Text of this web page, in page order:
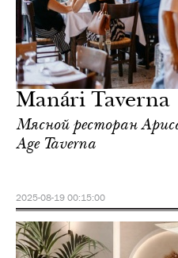
Manári Taverna
Мясной ресторан
Age Taverna
2025-08-19 00:15:00